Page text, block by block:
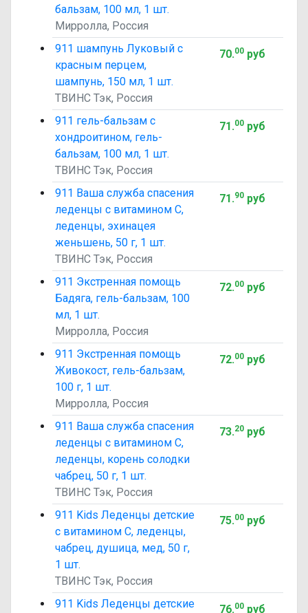
бальзам, 100 мл, 1 шт.
Мирролла, Россия
911 шампунь Луковый с
красным перцем,
шампунь, 150 мл, 1 шт.
ТВИНС Тэк, Россия
70.00руб
911 гель-бальзам с
хондроитином, гель-
бальзам, 100 мл, 1 шт.
ТВИНС Тэк, Россия
71.00руб
911 Ваша служба спасения
леденцы с витамином C,
леденцы, эхинацея
женьшень, 50 г, 1 шт.
ТВИНС Тэк, Россия
71.90руб
911 Экстренная помощь
Бадяга, гель-бальзам, 100
мл, 1 шт.
Мирролла, Россия
72.00руб
911 Экстренная помощь
Живокост, гель-бальзам,
100 г, 1 шт.
Мирролла, Россия
72.00руб
911 Ваша служба спасения
леденцы с витамином C,
леденцы, корень солодки
чабрец, 50 г, 1 шт.
ТВИНС Тэк, Россия
73.20руб
911 Kids Леденцы детские
с витамином C, леденцы,
чабрец, душица, мед, 50 г,
1 шт.
ТВИНС Тэк, Россия
75.00руб
911 Kids Леденцы детские 76.00руб